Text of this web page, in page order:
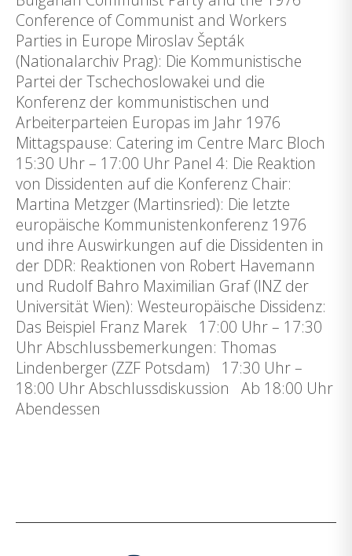
Conference of Communist and Workers
Parties in Europe Miroslav Šepták
(Nationalarchiv Prag): Die Kommunistische
Partei der Tschechoslowakei und die
Konferenz der kommunistischen und
Arbeiterparteien Europas im Jahr 1976
Mittagspause: Catering im Centre Marc Bloch
15:30 Uhr – 17:00 Uhr Panel 4: Die Reaktion
von Dissidenten auf die Konferenz Chair:
Martina Metzger (Martinsried): Die letzte
europäische Kommunistenkonferenz 1976
und ihre Auswirkungen auf die Dissidenten in
der DDR: Reaktionen von Robert Havemann
und Rudolf Bahro Maximilian Graf (INZ der
Universität Wien): Westeuropäische Dissidenz:
Das Beispiel Franz Marek 17:00 Uhr – 17:30
Uhr Abschlussbemerkungen: Thomas
Lindenberger (ZZF Potsdam) 17:30 Uhr –
18:00 Uhr Abschlussdiskussion Ab 18:00 Uhr
Abendessen